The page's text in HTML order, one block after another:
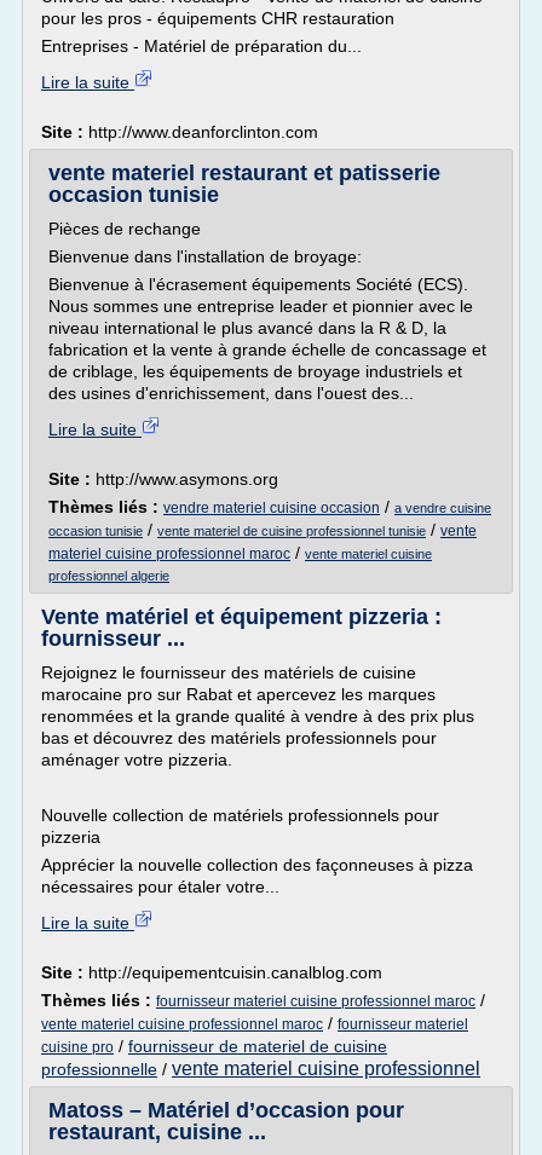
pour les pros - équipements CHR restauration
Entreprises - Matériel de préparation du...
Lire la suite
Site : http://www.deanforclinton.com
vente materiel restaurant et patisserie
occasion tunisie
Pièces de rechange
Bienvenue dans l'installation de broyage:
Bienvenue à l'écrasement équipements Société (ECS).
Nous sommes une entreprise leader et pionnier avec le
niveau international le plus avancé dans la R & D, la
fabrication et la vente à grande échelle de concassage et
de criblage, les équipements de broyage industriels et
des usines d'enrichissement, dans l'ouest des...
Lire la suite
Site : http://www.asymons.org
Thèmes liés : vendre materiel cuisine occasion / a vendre cuisine
occasion tunisie / vente materiel de cuisine professionnel tunisie / vente
materiel cuisine professionnel maroc / vente materiel cuisine
professionnel algerie
Vente matériel et équipement pizzeria :
fournisseur ...
Rejoignez le fournisseur des matériels de cuisine
marocaine pro sur Rabat et apercevez les marques
renommées et la grande qualité à vendre à des prix plus
bas et découvrez des matériels professionnels pour
aménager votre pizzeria.
Nouvelle collection de matériels professionnels pour
pizzeria
Apprécier la nouvelle collection des façonneuses à pizza
nécessaires pour étaler votre...
Lire la suite
Site : http://equipementcuisin.canalblog.com
Thèmes liés : fournisseur materiel cuisine professionnel maroc /
vente materiel cuisine professionnel maroc / fournisseur materiel
cuisine pro / fournisseur de materiel de cuisine
professionnelle / vente materiel cuisine professionnel
Matoss – Matériel d’occasion pour
restaurant, cuisine ...